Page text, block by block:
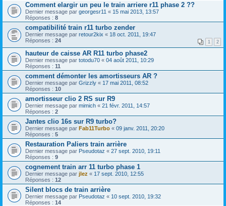
Comment elargir un peu le train arriere r11 phase 2 ??
Dernier message par georgesr11 « 15 mai 2013, 13:57
Réponses : 8
compatibilité train r11 turbo zender
Dernier message par retour2kix « 18 oct. 2011, 19:47
Réponses : 24 1 2
hauteur de caisse AR R11 turbo phase2
Dernier message par totodu70 « 04 août 2011, 10:29
Réponses : 11
comment démonter les amortisseurs AR ?
Dernier message par Grizzly « 17 mai 2011, 08:52
Réponses : 10
amortisseur clio 2 RS sur R9
Dernier message par mimich « 21 févr. 2011, 14:57
Réponses : 2
Jantes clio 16s sur R9 turbo?
Dernier message par Fab11Turbo « 09 janv. 2011, 20:20
Réponses : 5
Restauration Paliers train arrière
Dernier message par Pseudotaz « 27 sept. 2010, 19:11
Réponses : 9
cognement train arr 11 turbo phase 1
Dernier message par jlez « 17 sept. 2010, 12:55
Réponses : 12
Silent blocs de train arrière
Dernier message par Pseudotaz « 10 sept. 2010, 19:32
Réponses : 14